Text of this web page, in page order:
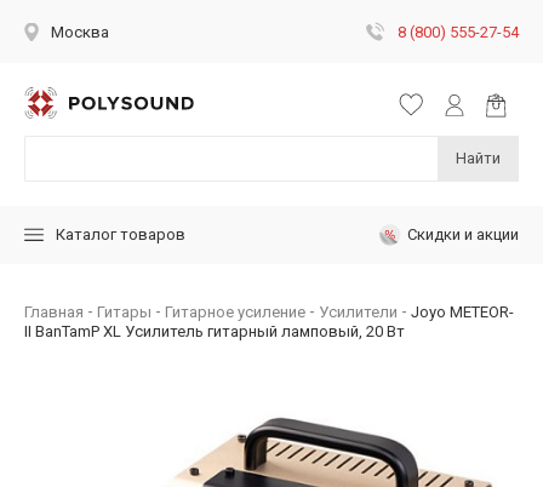
Москва 8 (800) 555-27-54
Найти
Каталог товаров Скидки и акции
Главная Гитары Гитарное усиление Усилители
Joyo METEOR-
II BanTamP XL Усилитель гитарный ламповый, 20 Вт